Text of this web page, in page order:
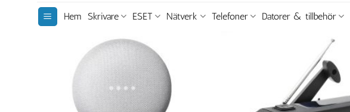
Hem Skrivare ESET Nätverk Telefoner Datorer & tillbehör